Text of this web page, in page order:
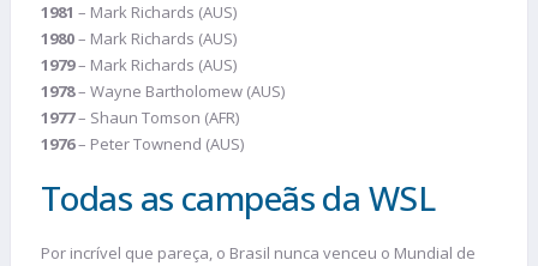
1981 – Mark Richards (AUS)
1980– Mark Richards (AUS)
1979– Mark Richards (AUS)
1978– Wayne Bartholomew (AUS)
1977– Shaun Tomson (AFR)
1976– Peter Townend (AUS)
Todas as campeãs da WSL
Por incrível que pareça, o Brasil nunca venceu o Mundial de